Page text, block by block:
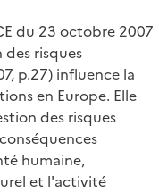
du 23 octobre 2007
risques
p.27) influence la
en Europe. Elle
des risques
humaine,
et l'activité